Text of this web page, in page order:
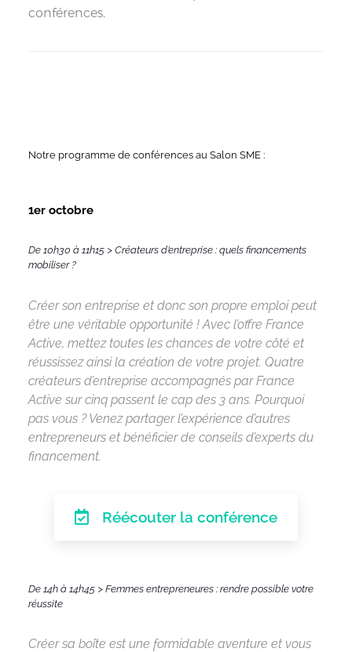
conférences.
Notre programme de conférences au Salon SME :
1er octobre
De 10h30 à 11h15 > Créateurs d’entreprise : quels financements
mobiliser ?
Créer son entreprise et donc son propre emploi peut
être une véritable opportunité ! Avec l’offre France
Active, mettez toutes les chances de votre côté et
réussissez ainsi la création de votre projet. Quatre
créateurs d’entreprise accompagnés par France
Active sur cinq passent le cap des 3 ans. Pourquoi
pas vous ? Venez partager l’expérience d’autres
entrepreneurs et bénéficier de conseils d’experts du
financement.
Réécouter la conférence
De 14h à 14h45 > Femmes entrepreneures : rendre possible votre
réussite
Créer sa boîte est une formidable aventure et vous